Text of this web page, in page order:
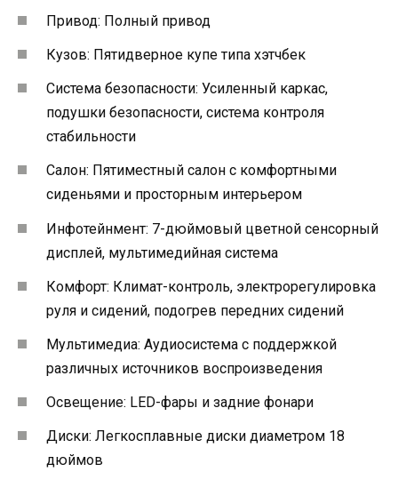
Привод: Полный привод
Кузов: Пятидверное купе типа хэтчбек
Система безопасности: Усиленный каркас,
подушки безопасности, система контроля
стабильности
Салон: Пятиместный салон с комфортными
сиденьями и просторным интерьером
Инфотейнмент: 7-дюймовый цветной сенсорный
дисплей, мультимедийная система
Комфорт: Климат-контроль, электрорегулировка
руля и сидений, подогрев передних сидений
Мультимедиа: Аудиосистема с поддержкой
различных источников воспроизведения
Освещение: LED-фары и задние фонари
Диски: Легкосплавные диски диаметром 18
дюймов